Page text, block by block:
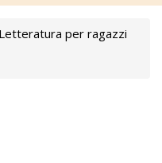
Letteratura per ragazzi